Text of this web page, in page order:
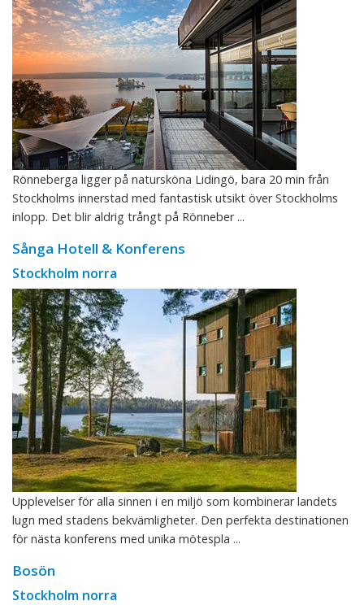
Rönneberga ligger på natursköna Lidingö, bara 20 min från
Stockholms innerstad med fantastisk utsikt över Stockholms
inlopp. Det blir aldrig trångt på Rönneber ...
Sånga Hotell & Konferens
Stockholm norra
Upplevelser för alla sinnen i en miljö som kombinerar landets
lugn med stadens bekvämligheter. Den perfekta destinationen
för nästa konferens med unika mötespla ...
Bosön
Stockholm norra